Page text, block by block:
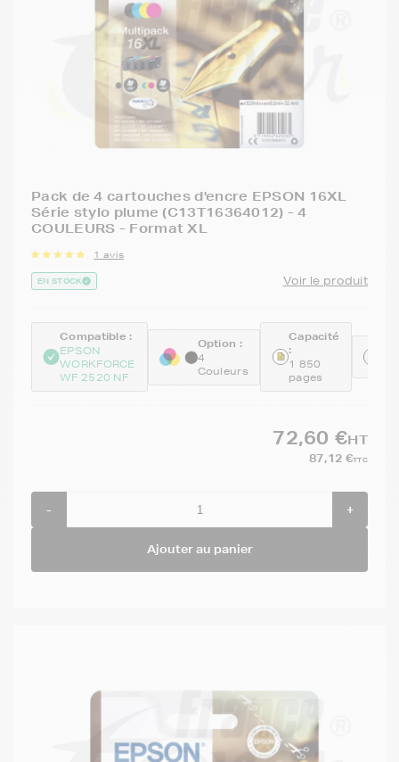
Pack de 4 cartouches d'encre EPSON 16XL
Série stylo plume (C13T16364012) - 4
COULEURS - Format XL
1 avis
EN STOCK Voir le produit
Compatible :
EPSON
WORKFORCE
WF 2520 NF
Option :
4
Couleurs
Capacité
:
1 850
pages
72,60 €HT
87,12 €TTC
- +
Ajouter au panier